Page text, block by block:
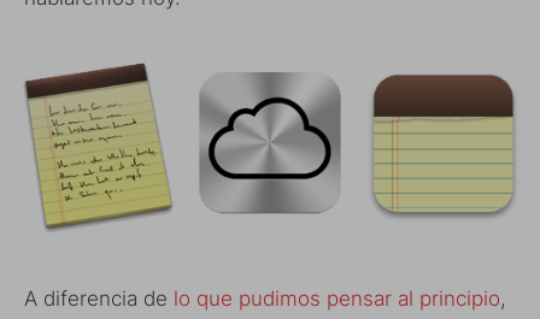
A diferencia de lo que pudimos pensar al principio,